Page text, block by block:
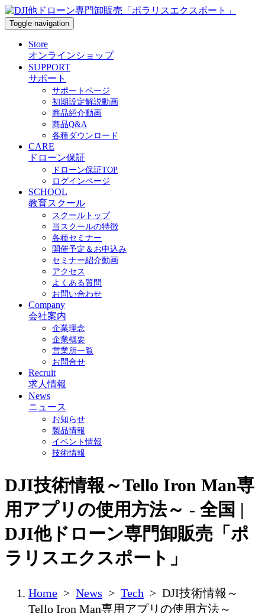
Toggle navigation
Store
オンラインショップ
SUPPORT
サポート
サポートページ
初期設定解説動画
商品紹介動画
商品Q&A
各種ダウンロード
CARE
ドローン保証
ドローン保証TOP
ログインページ
SCHOOL
教育スクール
スクールトップ
当スクールの特徴
各種セミナー
開催予定＆お申込み
セミナー紹介動画
アクセス
よくある質問
お問い合わせ
Company
会社案内
企業理念
企業概要
営業所一覧
お問合せ
Recruit
求人情報
News
ニュース
お知らせ
製品情報
イベント情報
技術情報
DJI技術情報～Tello Iron Man専
用アプリの使用方法～ - 全国 |
DJI他ドローン専門卸販売「ポ
ラリスエクスポート」
Home > News > Tech > DJI技術情報～
Tello Iron Man専用アプリの使用方法～